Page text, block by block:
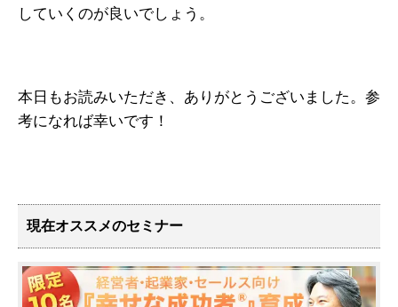
していくのが良いでしょう。
本日もお読みいただき、ありがとうございました。参
考になれば幸いです！
現在オススメのセミナー